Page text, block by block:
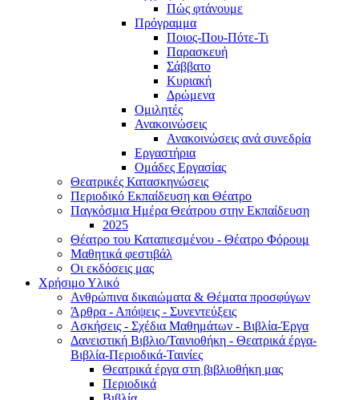
Πώς φτάνουμε
Πρόγραμμα
Ποιος-Που-Πότε-Τι
Παρασκευή
Σάββατο
Κυριακή
Δρώμενα
Ομιλητές
Ανακοινώσεις
Ανακοινώσεις ανά συνεδρία
Εργαστήρια
Ομάδες Εργασίας
Θεατρικές Κατασκηνώσεις
Περιοδικό Εκπαίδευση και Θέατρο
Παγκόσμια Ημέρα Θεάτρου στην Εκπαίδευση
2025
Θέατρο του Καταπιεσμένου - Θέατρο Φόρουμ
Μαθητικά φεστιβάλ
Οι εκδόσεις μας
Χρήσιμο Υλικό
Ανθρώπινα δικαιώματα & Θέματα προσφύγων
Άρθρα - Απόψεις - Συνεντεύξεις
Ασκήσεις - Σχέδια Μαθημάτων - Βιβλία-Έργα
Δανειστική Βιβλιο/Ταινιοθήκη - Θεατρικά έργα-
Βιβλία-Περιοδικά-Ταινίες
Θεατρικά έργα στη βιβλιοθήκη μας
Περιοδικά